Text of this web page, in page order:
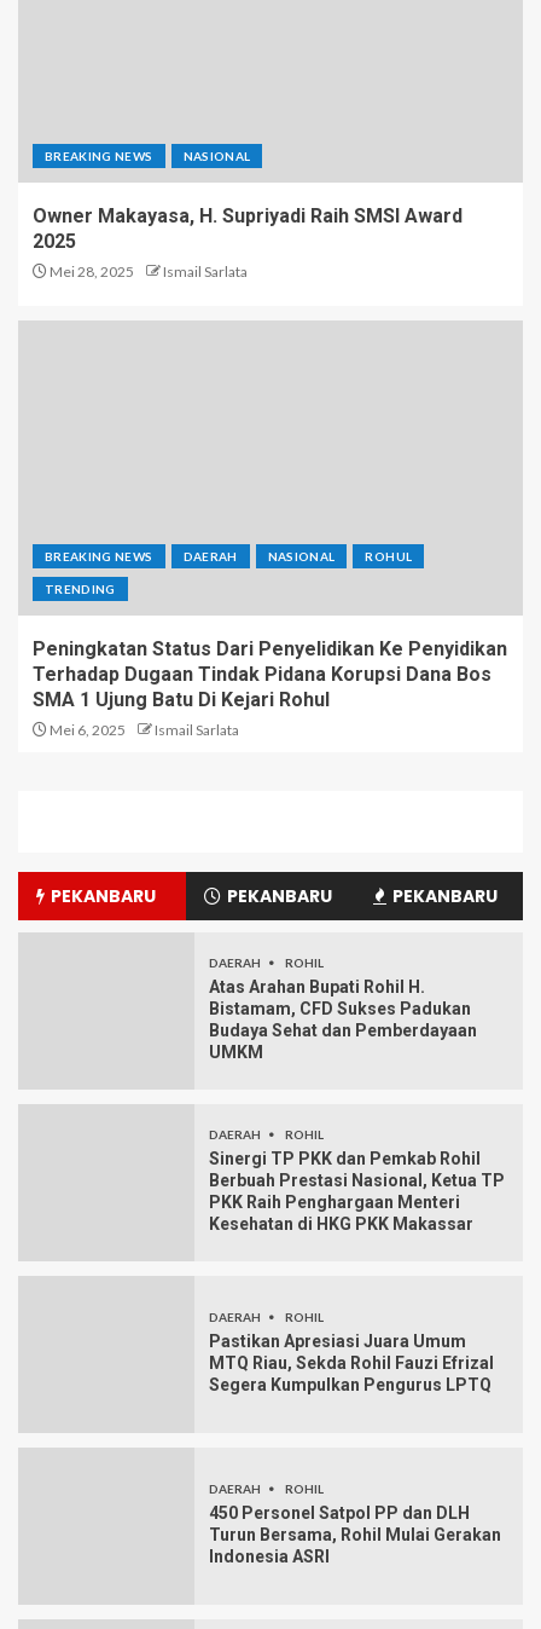
BREAKING NEWS NASIONAL
Owner Makayasa, H. Supriyadi Raih SMSI Award
2025
Mei 28, 2025 Ismail Sarlata
BREAKING NEWS DAERAH NASIONAL ROHUL
TRENDING
Peningkatan Status Dari Penyelidikan Ke Penyidikan
Terhadap Dugaan Tindak Pidana Korupsi Dana Bos
SMA 1 Ujung Batu Di Kejari Rohul
Mei 6, 2025 Ismail Sarlata
PEKANBARU PEKANBARU PEKANBARU
DAERAH ROHIL
Atas Arahan Bupati Rohil H.
Bistamam, CFD Sukses Padukan
Budaya Sehat dan Pemberdayaan
UMKM
DAERAH ROHIL
Sinergi TP PKK dan Pemkab Rohil
Berbuah Prestasi Nasional, Ketua TP
PKK Raih Penghargaan Menteri
Kesehatan di HKG PKK Makassar
DAERAH ROHIL
Pastikan Apresiasi Juara Umum
MTQ Riau, Sekda Rohil Fauzi Efrizal
Segera Kumpulkan Pengurus LPTQ
DAERAH ROHIL
450 Personel Satpol PP dan DLH
Turun Bersama, Rohil Mulai Gerakan
Indonesia ASRI